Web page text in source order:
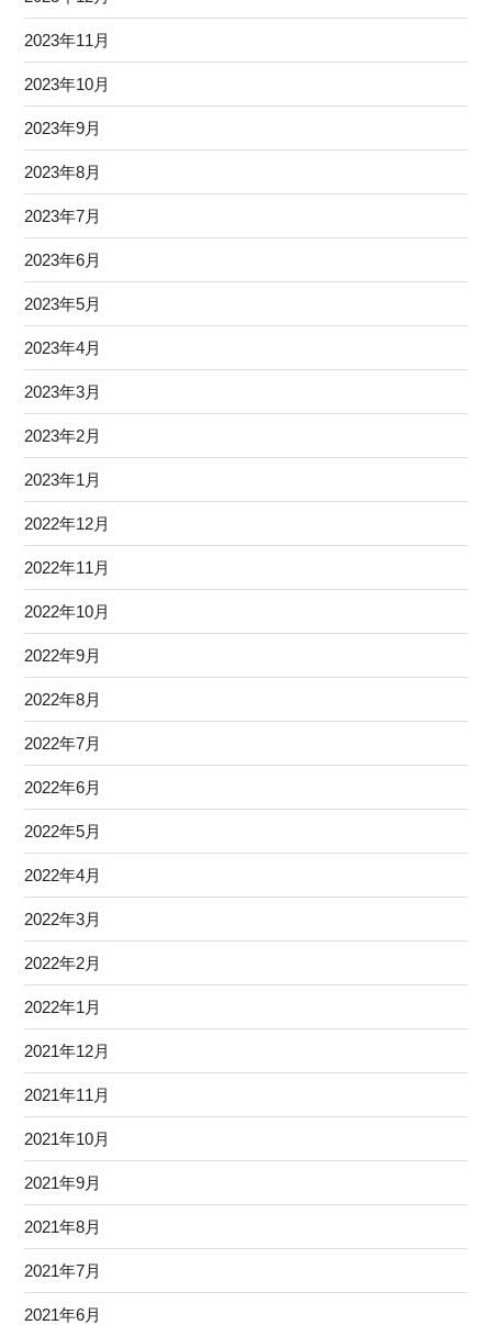
2023年11月
2023年10月
2023年9月
2023年8月
2023年7月
2023年6月
2023年5月
2023年4月
2023年3月
2023年2月
2023年1月
2022年12月
2022年11月
2022年10月
2022年9月
2022年8月
2022年7月
2022年6月
2022年5月
2022年4月
2022年3月
2022年2月
2022年1月
2021年12月
2021年11月
2021年10月
2021年9月
2021年8月
2021年7月
2021年6月